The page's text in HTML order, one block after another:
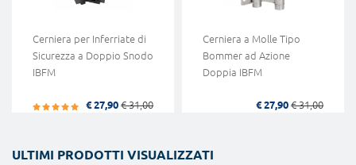
Cerniera per Inferriate di
Sicurezza a Doppio Snodo
IBFM
€ 27,90 € 31,00
Cerniera a Molle Tipo
Bommer ad Azione
Doppia IBFM
€ 27,90 € 31,00
ULTIMI PRODOTTI VISUALIZZATI